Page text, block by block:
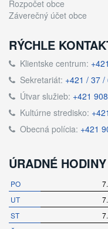
Rozpočet obce
Záverečný účet obce
RÝCHLE
Klientske centrum:
Sekretariát: +421 / 37
Útvar služieb: +421
Kultúrne stredisko:
Obecná polícia: +421
ÚRADNÉ HODINY
PO
UT
ST